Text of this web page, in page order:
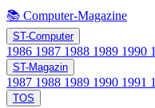
📚 Computer-Magazine
ST-Computer
1986 1987 1988 1989 1990
ST-Magazin
1987 1988 1989 1990 1991
TOS